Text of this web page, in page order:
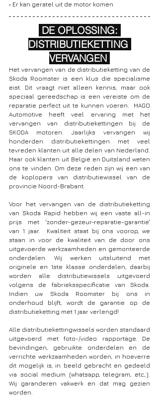
• Er kan geratel uit de motor komen
DE OPLOSSING:
DISTRIBUTIEKETTING
VERVANGEN
Het vervangen van de distributieketting van de
Skoda Roomster is een klus die specialisme
eist. Dit vraagt niet alleen kennis, maar ook
speciaal gereedschap is een vereiste om de
reparatie perfect uit te kunnen voeren.  MAGO
Automotive heeft veel ervaring met het
vervangen van distributiekettingen bij de
SKODA motoren. Jaarlijks vervangen wij
honderden distributiekettingen met veel
tevreden klanten uit alle delen van Nederland.
Maar ook klanten uit België en Duitsland weten
ons te vinden. Om deze reden zijn wij een van
de koplopers van distributiewissel van de
provincie Noord-Brabant.
Voor het vervangen van de distributieketting
van Skoda Rapid hebben wij een vaste all-in
prijs met 'zonder-gezeur-reparatie-garantie'
van 1 jaar.  Kwaliteit staat bij ons voorop, we
staan in voor de kwaliteit van de door ons
uitgevoerde werkzaamheden en gemonteerde
onderdelen. Wij werken uitsluitend met
originele en 1ste klasse onderdelen, daarbij
worden alle distributiewissels uitgevoerd
volgens de fabrieksspecificatie van Skoda.
Indien uw Skoda Roomster bij ons in
onderhoud blijft, wordt de garantie op de
distributieketting met 1 jaar verlengd!
Alle distributiekettingwissels worden standaard
uitgevoerd met foto-/video rapportage. De
bevindingen, gebruikte onderdelen en de
verrichte werkzaamheden worden, in hoeverre
dit mogelijk is, in beeld gebracht en gedeeld
via social medium (whatsapp, telegram, etc,.).
Wij garanderen vakwerk en dat mag gezien
worden.